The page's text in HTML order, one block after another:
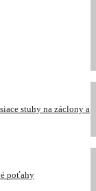
stuhy na záclony a
poťahy